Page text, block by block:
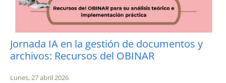
Jornada IA en la gestión de documentos y
archivos: Recursos del OBINAR
Lunes, 27 abril 2026